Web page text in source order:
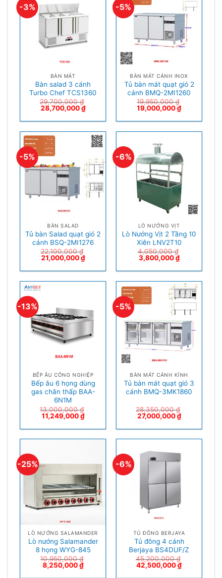
-3%
BÀN MÁT
Bàn salad 3 cánh
Turbo Chef TCS1360
29,700,000₫
28,700,000₫
-5%
BÀN MÁT CÁNH INOX
Tủ bàn mát quạt gió 2
cánh BMQ-2MI1260
19,950,000₫
19,000,000₫
-5%
BÀN SALAD
Tủ bàn Salad quạt gió 2
cánh BSQ-2MI1276
22,100,000₫
21,000,000₫
-6%
LÒ NƯỚNG VỊT
Lò Nướng Vịt 2 Tầng 10
Xiên LNV2T10
4,050,000₫
3,800,000₫
-13%
BẾP ÂU CÔNG NGHIỆP
Bếp âu 6 họng dùng
gas chân thấp BAA-
6N1M
13,000,000₫
11,249,000₫
-5%
BÀN MÁT CÁNH KÍNH
Tủ bàn mát quạt gió 3
cánh BMQ-3MK1860
28,350,000₫
27,000,000₫
-25%
LÒ NƯỚNG SALAMANDER
Lò nướng Salamander
8 họng WYG-845
10,950,000₫
8,250,000₫
-6%
TỦ ĐÔNG BERJAYA
Tủ đông 4 cánh
Berjaya BS4DUF/Z
45,200,000₫
42,500,000₫